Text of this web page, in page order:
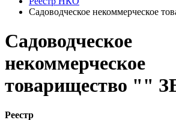
Садоводческое некоммерческое
Садоводческое
некоммерческое
товарищество ""
Реестр